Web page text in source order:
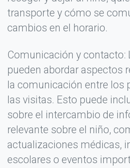
transporte y cómo se
cambios en el horario.
Comunicación y contacto:
pueden abordar aspectos
la comunicación entre los
las visitas. Esto puede
sobre el intercambio de
relevante sobre el niño,
actualizaciones médicas,
escolares o eventos
Título de tu opinión *
Tu Opinión detallada *